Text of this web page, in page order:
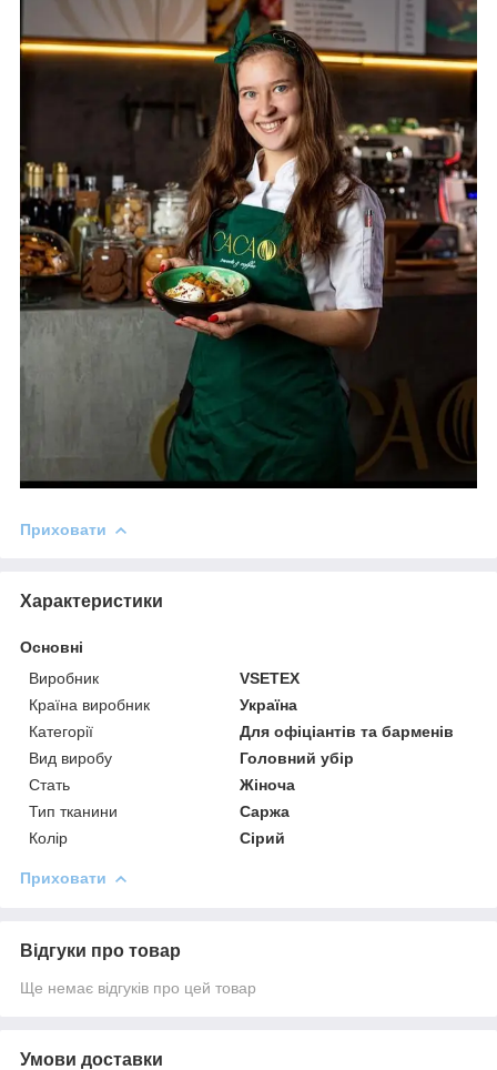
Приховати
Характеристики
Основні
Виробник
VSETEX
Країна виробник
Україна
Категорії
Для офіціантів та барменів
Вид виробу
Головний убір
Стать
Жіноча
Тип тканини
Саржа
Колір
Сірий
Приховати
Відгуки про товар
Ще немає відгуків про цей товар
Умови доставки